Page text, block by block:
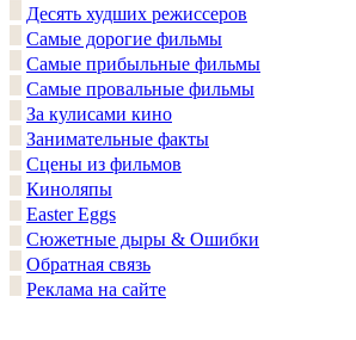
Десять худших режиссеров
Самые дорогие фильмы
Самые прибыльные фильмы
Самые провальные фильмы
За кулисами кино
Занимательные факты
Сцены из фильмов
Киноляпы
Easter Eggs
Сюжетные дыры & Ошибки
Обратная связь
Реклама на сайте